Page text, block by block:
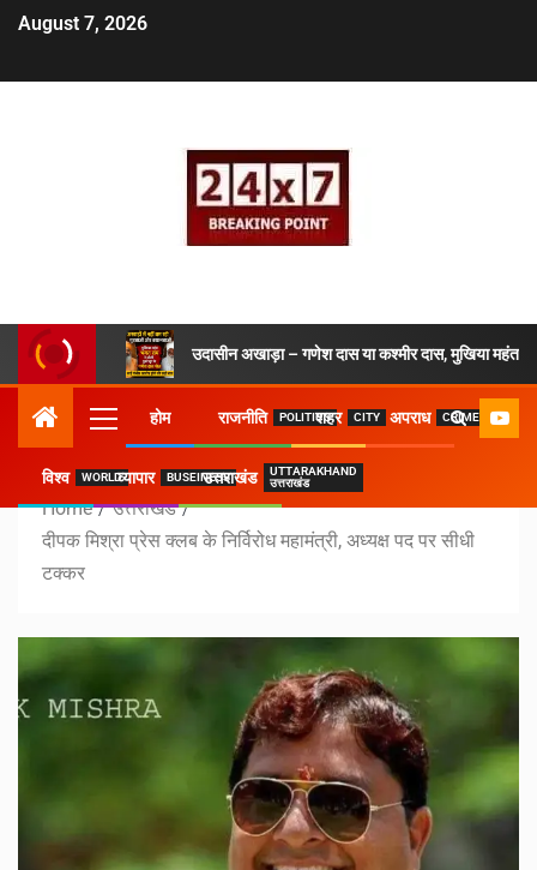
August 7, 2026
उदासीन अखाड़ा – गणेश दास या कश्मीर दास, मुखिया महंत ने
होम राजनीति POLITICSशहर CITY अपराध CRIME
विश्व WORLDव्यापार BUSEINESSउत्तराखंड
UTTARAKHAND
उत्तराखंड
Home
उत्तराखंड
दीपक मिश्रा प्रेस क्लब के निर्विरोध महामंत्री, अध्यक्ष पद पर सीधी
टक्कर